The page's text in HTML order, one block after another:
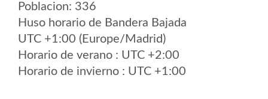
Poblacion: 336
Huso horario de Bandera Bajada
UTC +1:00 (Europe/Madrid)
Horario de verano : UTC +2:00
Horario de invierno : UTC +1:00